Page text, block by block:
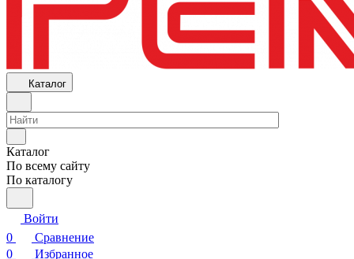
Каталог
Каталог
По всему сайту
По каталогу
Войти
0
Сравнение
0
Избранное